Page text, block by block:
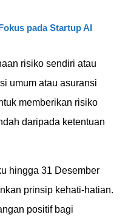
pada Startup AI
risiko sendiri atau
umum atau asuransi
memberikan risiko
daripada ketentuan
hingga 31 Desember
prinsip kehati-hatian.
positif bagi